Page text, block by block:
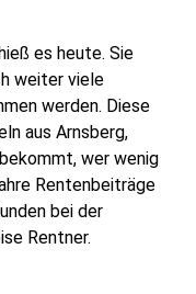
es heute. Sie
weiter viele
werden. Diese
aus Arnsberg,
wer wenig
Rentenbeiträge
bei der
Rentner.